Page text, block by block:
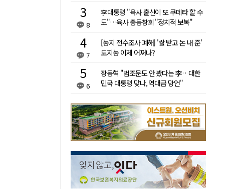
8
李대통령 "육사 출신이 또 쿠데타 할 수
도"…육사 총동창회 "정치적 보복"
7
[농지 전수조사 폐해] '쌀 받고 논 내 준'
도지농 이제 어쩌나?
6
장동혁 "법조문도 안 봤다는 李…대한
민국 대통령 맞나, 역대급 망언"